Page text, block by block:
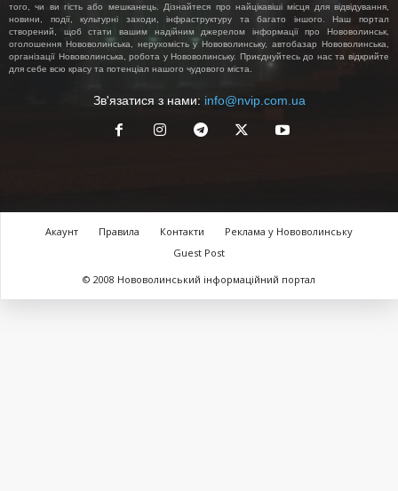
того, чи ви гість або мешканець. Дізнайтеся про найцікавіші місця для відвідування,
новини, події, культурні заходи, інфраструктуру та багато іншого. Наш портал
створений, щоб стати вашим надійним джерелом інформації про Нововолинськ,
оголошення Нововолинська, нерухомість у Нововолинську, автобазар Нововолинська,
організації Нововолинська, робота у Нововолинську. Приєднуйтесь до нас та відкрийте
для себе всю красу та потенціал нашого чудового міста.
Зв'язатися з нами: info@nvip.com.ua
Акаунт Правила Контакти
Реклама у Нововолинську
Guest Post
© 2008 Нововолинський інформаційний портал